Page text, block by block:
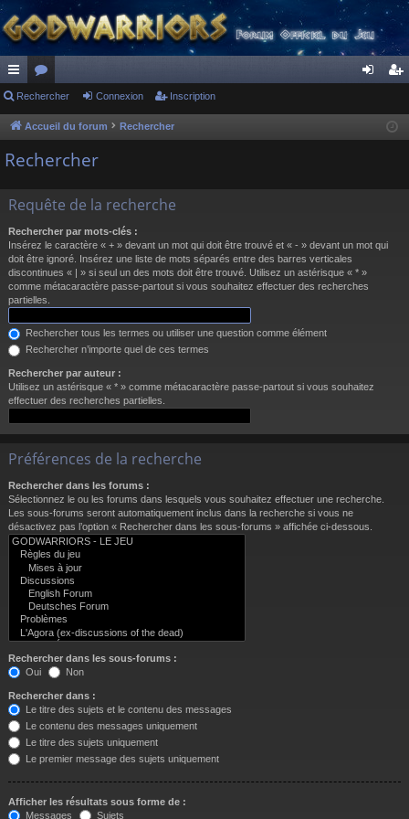
ac
co
ur
s
or
u
m
cri
Rechercher Connexion Inscription
Accueil du forum Rechercher
Rechercher
Requête de la recherche
Rechercher par mots-clés :
Insérez le caractère « + » devant un mot qui doit être trouvé et « - » devant un mot qui
doit être ignoré. Insérez une liste de mots séparés entre des barres verticales
discontinues « | » si seul un des mots doit être trouvé. Utilisez un astérisque « * »
comme métacaractère passe-partout si vous souhaitez effectuer des recherches
partielles.
Rechercher tous les termes ou utiliser une question comme élément
Rechercher n’importe quel de ces termes
Rechercher par auteur :
Utilisez un astérisque « * » comme métacaractère passe-partout si vous souhaitez
effectuer des recherches partielles.
Préférences de la recherche
Rechercher dans les forums :
Sélectionnez le ou les forums dans lesquels vous souhaitez effectuer une recherche.
Les sous-forums seront automatiquement inclus dans la recherche si vous ne
désactivez pas l’option « Rechercher dans les sous-forums » affichée ci-dessous.
Rechercher dans les sous-forums :
Oui
Non
Rechercher dans :
Le titre des sujets et le contenu des messages
Le contenu des messages uniquement
Le titre des sujets uniquement
Le premier message des sujets uniquement
Afficher les résultats sous forme de :
Messages
Sujets